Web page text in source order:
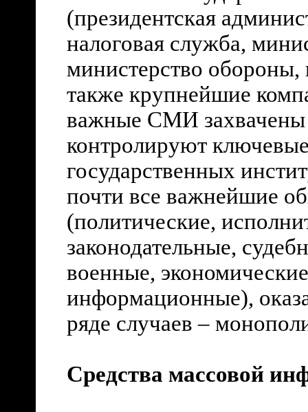
(президентская
налоговая служба,
министерство обороны,
также крупнейшие
важные СМИ
контролируют
государственных
почти все важнейшие
(политические,
законодательные,
военные,
информационные),
ряде случаев –
Средства массовой